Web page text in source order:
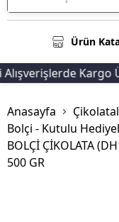
Ürün
Kargo
Anasayfa
Bolçi - Kutulu
BOLÇİ ÇİKOLATA
500 GR